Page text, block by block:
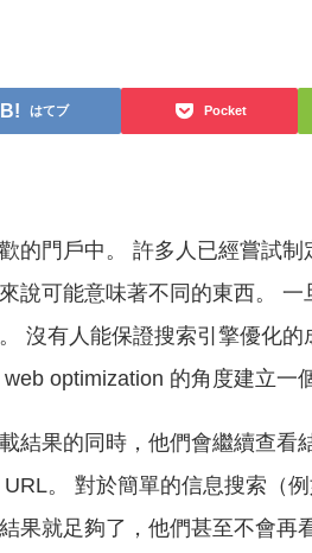
はてブ Pocket
的門戶中。 許多人已經嘗試制
說可能意味著不同的東西。 一
沒有人能保證搜索引擎優化的
optimization 的角度建立一
結果的同時，他們會繼續查看
。 對於簡單的信息搜索（
果就足夠了，他們甚至不會再